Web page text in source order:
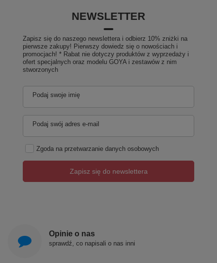
NEWSLETTER
Zapisz się do naszego newslettera i odbierz 10% zniżki na
pierwsze zakupy! Pierwszy dowiedz się o nowościach i
promocjach! * Rabat nie dotyczy produktów z wyprzedaży i
ofert specjalnych oraz modelu GOYA i zestawów z nim
stworzonych
Podaj swoje imię
Podaj swój adres e-mail
Zgoda na przetwarzanie danych osobowych
Zapisz się do newslettera
Opinie o nas
sprawdź, co napisali o nas inni